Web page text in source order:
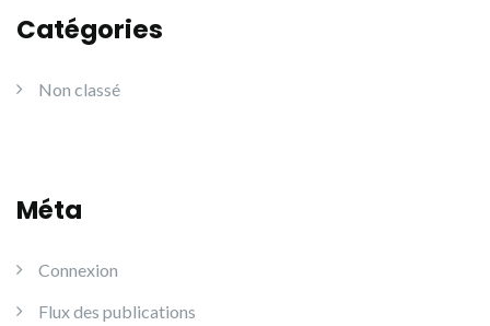
Catégories
Non classé
Méta
Connexion
Flux des publications